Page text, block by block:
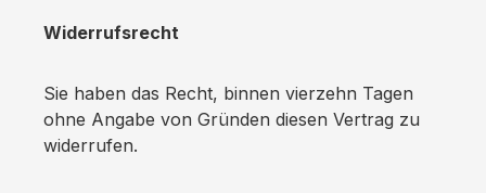
Widerrufsrecht
Sie haben das Recht, binnen vierzehn Tagen
ohne Angabe von Gründen diesen Vertrag zu
widerrufen.